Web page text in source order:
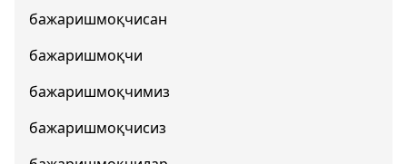
бажаришмоқчисан
бажаришмоқчи
бажаришмоқчимиз
бажаришмоқчисиз